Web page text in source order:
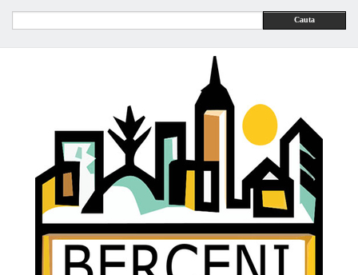
Cauta